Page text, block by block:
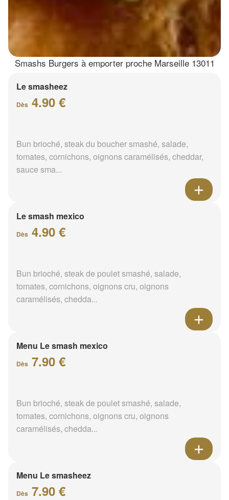
Smashs Burgers à emporter proche Marseille 13011
Le smasheez
Dès 4.90 €
Bun brioché, steak du boucher smashé, salade,
tomates, cornichons, oignons caramélisés, cheddar,
sauce sma...
Le smash mexico
Dès 4.90 €
Bun brioché, steak de poulet smashé, salade,
tomates, cornichons, oignons cru, oignons
caramélisés, chedda...
Menu Le smash mexico
Dès 7.90 €
Bun brioché, steak de poulet smashé, salade,
tomates, cornichons, oignons cru, oignons
caramélisés, chedda...
Menu Le smasheez
Dès 7.90 €